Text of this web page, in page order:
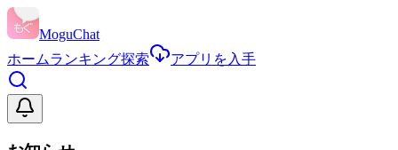
MoguChat
ホームランキング探索 アプリを入手